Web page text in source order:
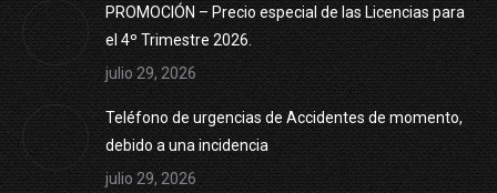
PROMOCIÓN – Precio especial de las Licencias para
el 4º Trimestre 2026.
julio 29, 2026
Teléfono de urgencias de Accidentes de momento,
debido a una incidencia
julio 29, 2026